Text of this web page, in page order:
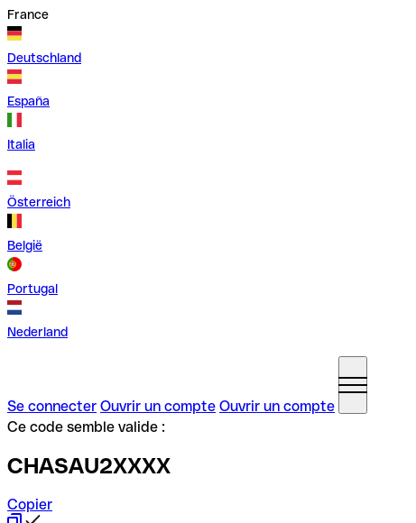
France
Deutschland
España
Italia
Österreich
België
Portugal
Nederland
Se connecter Ouvrir un compte Ouvrir un compte
Ce code semble valide :
CHASAU2XXXX
Copier